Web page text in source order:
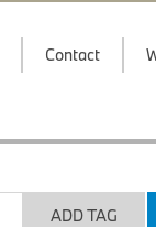
Contact
ADD TAG